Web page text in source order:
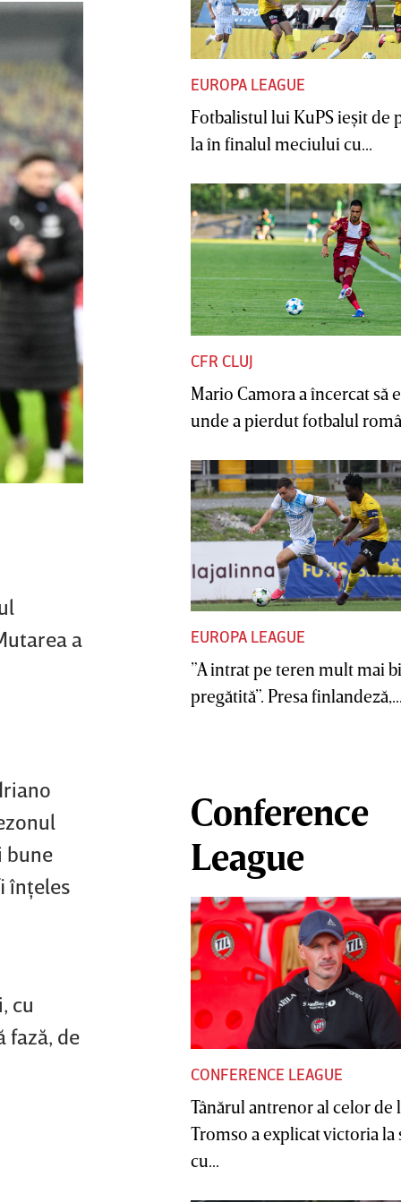
a
bune
înţeles
cu
fază, de
EUROPA LEAGUE
Fotbalistul lui KuPS ieşit de
la în finalul meciului cu...
CFR CLUJ
Mario Camora a încercat să
unde a pierdut fotbalul
EUROPA LEAGUE
”A intrat pe teren mult mai
pregătită”. Presa
Conference
League
CONFERENCE LEAGUE
Tânărul antrenor al celor de
Tromso a explicat victoria la
cu...